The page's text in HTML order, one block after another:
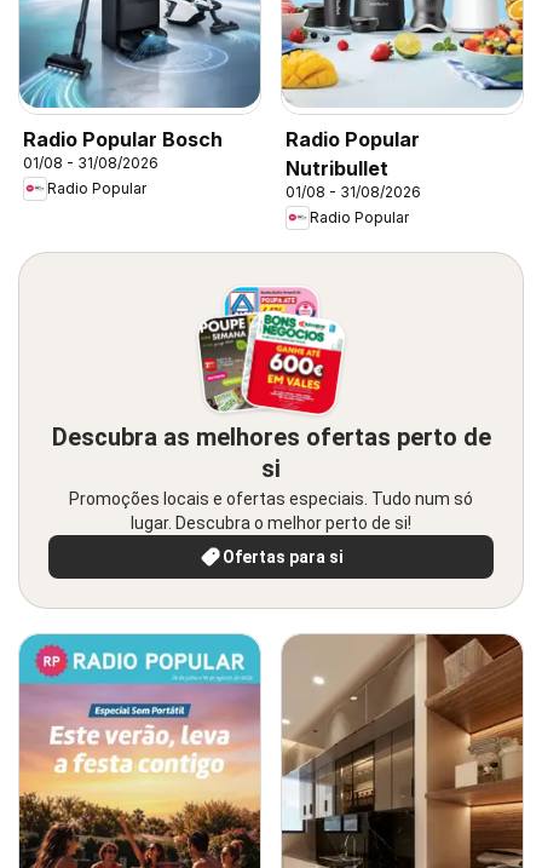
Radio Popular Bosch
01/08 - 31/08/2026
Radio Popular
Radio Popular
Nutribullet
01/08 - 31/08/2026
Radio Popular
Descubra as melhores ofertas perto de
si
Promoções locais e ofertas especiais. Tudo num só
lugar. Descubra o melhor perto de si!
Ofertas para si